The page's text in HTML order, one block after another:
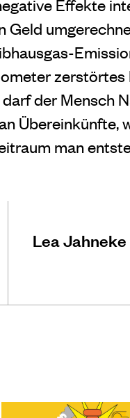
Effekte
Geld
zerstörtes
der Mensch
Übereinkünfte,
man
Lea Jahneke